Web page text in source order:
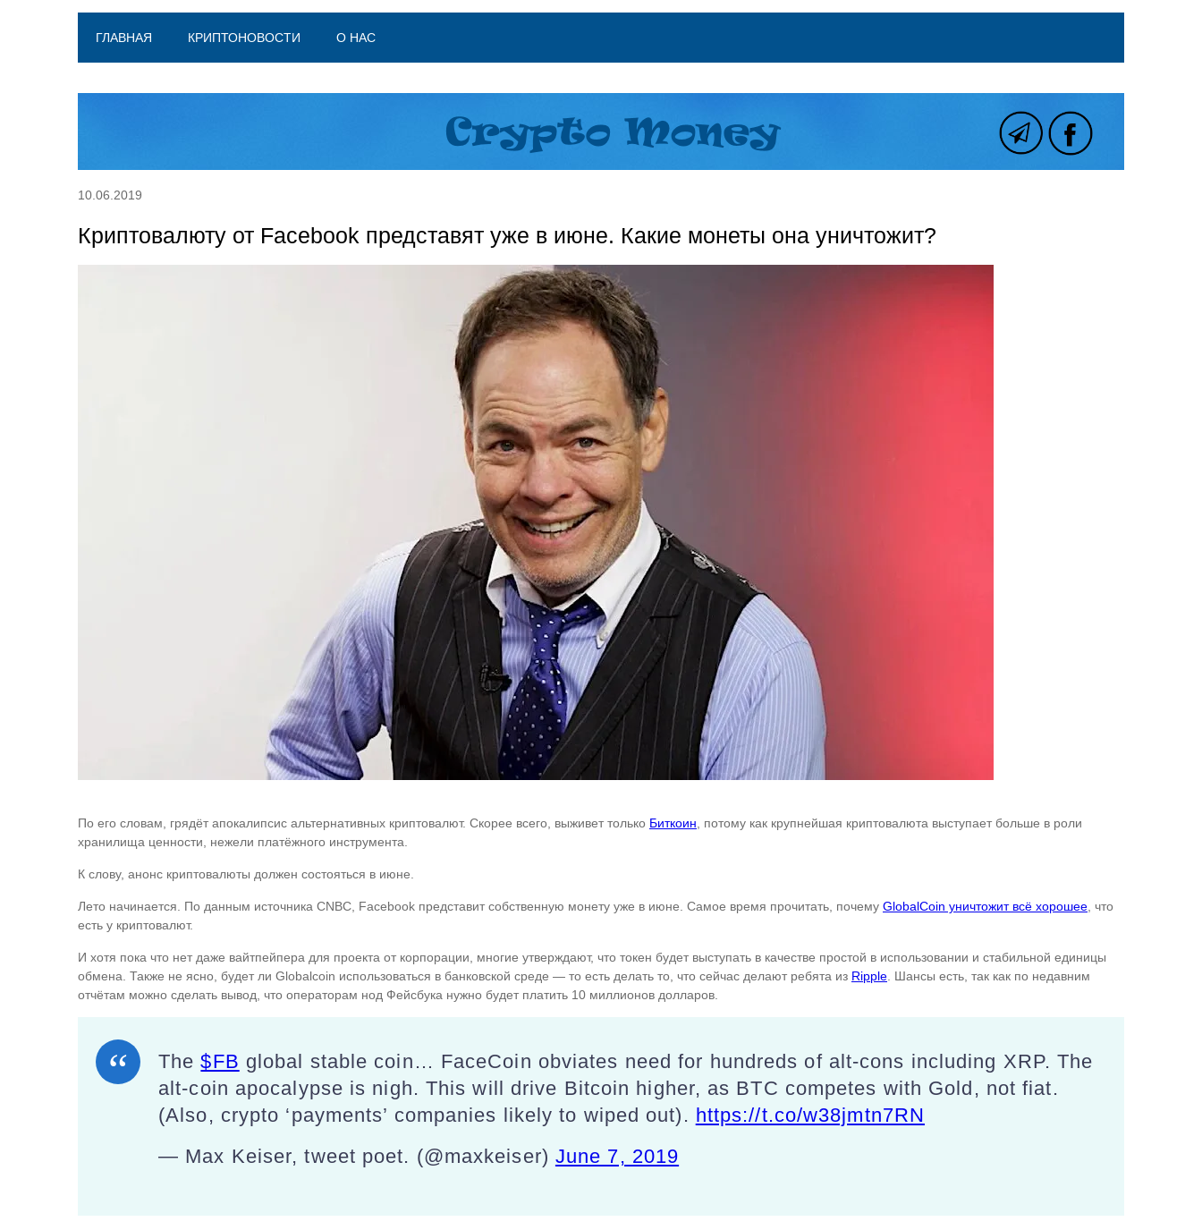
ГЛАВНАЯ КРИПТОНОВОСТИ О НАС
10.06.2019
Криптовалюту от Facebook представят уже в июне. Какие монеты она уничтожит?
По его словам, грядёт апокалипсис альтернативных криптовалют. Скорее всего, выживет только Биткоин , потому как крупнейшая криптовалюта выступает больше в роли
хранилища ценности, нежели платёжного инструмента.
К слову, анонс криптовалюты должен состояться в июне.
Лето начинается. По данным источника CNBC, Facebook представит собственную монету уже в июне. Самое время прочитать, почему GlobalCoin уничтожит всё хорошее , что
есть у криптовалют.
И хотя пока что нет даже вайтпейпера для проекта от корпорации, многие утверждают, что токен будет выступать в качестве простой в использовании и стабильной единицы
обмена. Также не ясно, будет ли Globalcoin использоваться в банковской среде — то есть делать то, что сейчас делают ребята из Ripple . Шансы есть, так как по недавним
отчётам можно сделать вывод, что операторам нод Фейсбука нужно будет платить 10 миллионов долларов.
The$FB global stable coin… FaceCoin obviates need for hundreds of alt-cons including XRP. The
alt-coin apocalypse is nigh. This will drive Bitcoin higher, as BTC competes with Gold, not fiat.
(Also, crypto ‘payments’ companies likely to wiped out). https://t.co/w38jmtn7RN
— Max Keiser, tweet poet. (@maxkeiser) June 7, 2019